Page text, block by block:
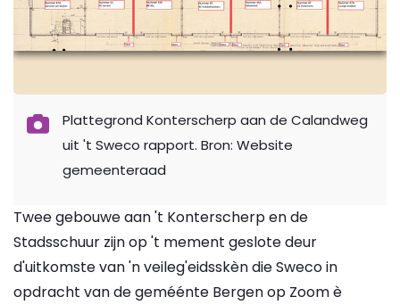
Plattegrond Konterscherp aan de Calandweg
uit 't Sweco rapport. Bron: Website
gemeenteraad
Twee gebouwe aan 't Konterscherp en de
Stadsschuur zijn op 't mement geslote deur
d'uitkomste van 'n veileg'eidsskèn die Sweco in
opdracht van de geméénte Bergen op Zoom è